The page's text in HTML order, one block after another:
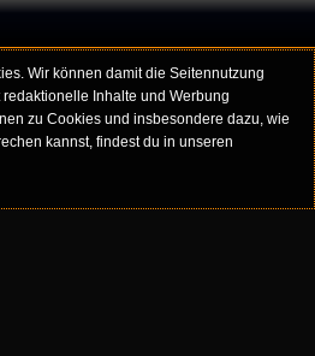
Wir können damit die Seitennutzung
Inhalte und Werbung
zu Cookies und insbesondere dazu, wie
kannst, findest du in unseren